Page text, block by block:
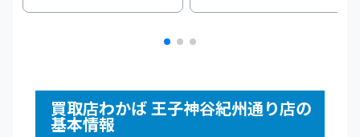
買取店わかば 王子神谷紀州通り店の
基本情報